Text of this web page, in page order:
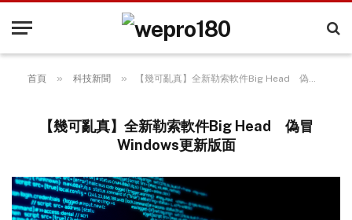
首頁 » 科技新聞 » 【幾可亂真】全新勒索軟件Big Head 偽冒Windows更新版面
【幾可亂真】全新勒索軟件Big Head 偽冒
Windows更新版面